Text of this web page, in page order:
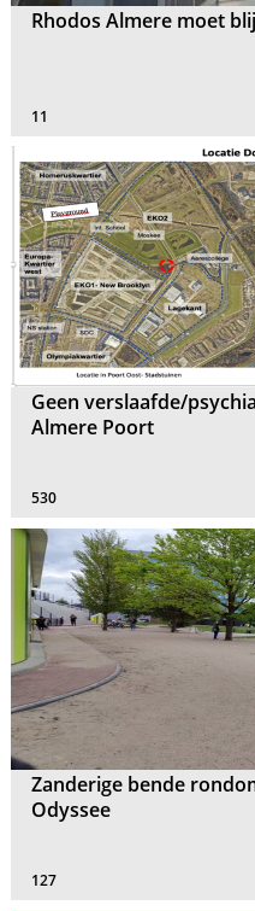
Rhodos Almere moet
11
Geen verslaafde/
Almere Poort
530
Zanderige bende
Odyssee
127